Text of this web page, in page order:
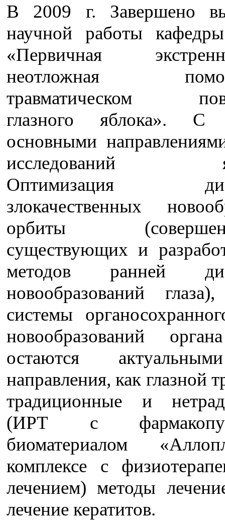
В 2009 г. Завершено
научной работы
«Первичная
неотложная
травматическом
глазного яблока».
основными
исследований
Оптимизация
злокачественных
орбиты
существующих и
методов ранней
новообразований
системы
новообразований
остаются
направления, как глазной
традиционные и
(ИРТ с
биоматериалом
комплексе с
лечением) методы
лечение кератитов.